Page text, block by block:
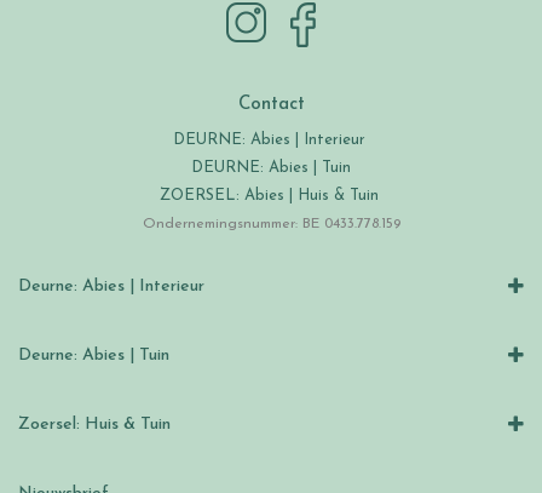
Contact
DEURNE: Abies | Interieur
DEURNE: Abies | Tuin
ZOERSEL: Abies | Huis & Tuin
Ondernemingsnummer: BE 0433.778.159
Deurne: Abies | Interieur
Deurne: Abies | Tuin
Zoersel: Huis & Tuin